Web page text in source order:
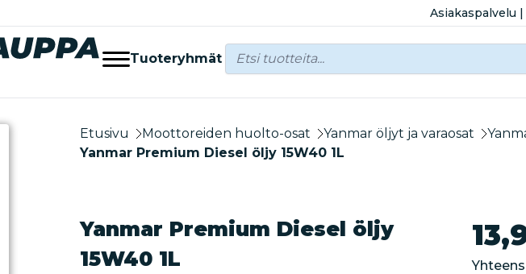
Asiakaspalvelu |
Tuoteryhmät
Etusivu Moottoreiden huolto-osat Yanmar öljyt ja varaosat
Yanmar Premium Diesel öljy 15W40 1L
Yanmar Premium Diesel öljy
15W40 1L